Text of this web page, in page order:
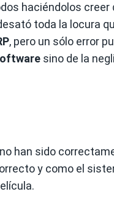
haciéndolos creer
toda la locura
, pero un sólo error
sino de la
han sido
y como el